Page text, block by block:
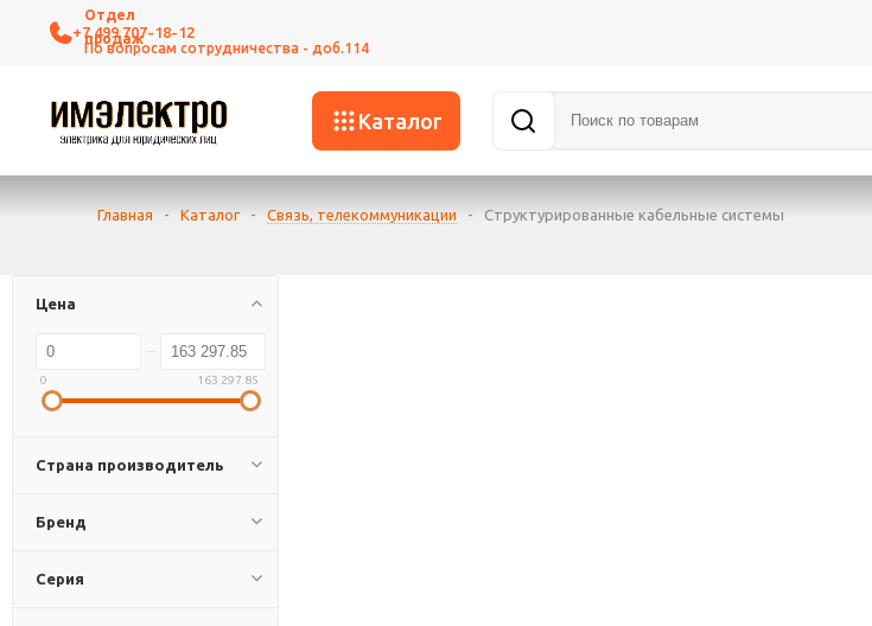
+7 499 707-18-12
Каталог
Главная - Каталог - Связь, телекоммуникации - Структурированные кабельные системы
Цена
0 163 297.85
Страна производитель
Бренд
Серия